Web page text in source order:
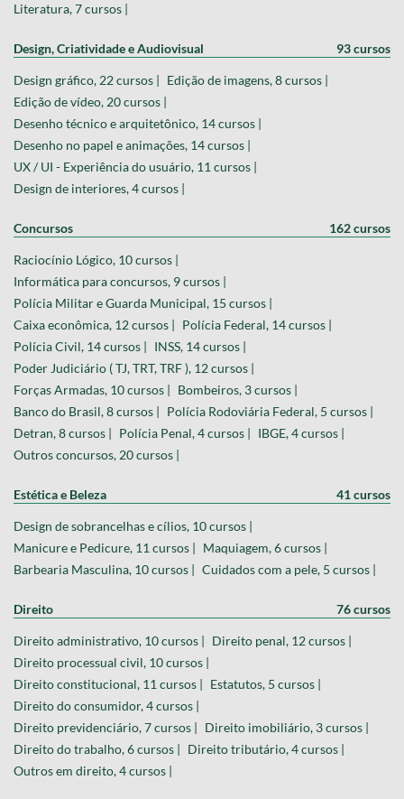
Literatura, 7 cursos |
Design, Criatividade e Audiovisual 93 cursos
Design gráfico, 22 cursos |
Edição de imagens, 8 cursos |
Edição de vídeo, 20 cursos |
Desenho técnico e arquitetônico, 14 cursos |
Desenho no papel e animações, 14 cursos |
UX / UI - Experiência do usuário, 11 cursos |
Design de interiores, 4 cursos |
Concursos 162 cursos
Raciocínio Lógico, 10 cursos |
Informática para concursos, 9 cursos |
Polícia Militar e Guarda Municipal, 15 cursos |
Caixa econômica, 12 cursos |
Polícia Federal, 14 cursos |
Polícia Civil, 14 cursos |
INSS, 14 cursos |
Poder Judiciário ( TJ, TRT, TRF ), 12 cursos |
Forças Armadas, 10 cursos |
Bombeiros, 3 cursos |
Banco do Brasil, 8 cursos |
Polícia Rodoviária Federal, 5 cursos |
Detran, 8 cursos |
Polícia Penal, 4 cursos |
IBGE, 4 cursos |
Outros concursos, 20 cursos |
Estética e Beleza 41 cursos
Design de sobrancelhas e cílios, 10 cursos |
Manicure e Pedicure, 11 cursos |
Maquiagem, 6 cursos |
Barbearia Masculina, 10 cursos |
Cuidados com a pele, 5 cursos |
Direito 76 cursos
Direito administrativo, 10 cursos |
Direito penal, 12 cursos |
Direito processual civil, 10 cursos |
Direito constitucional, 11 cursos |
Estatutos, 5 cursos |
Direito do consumidor, 4 cursos |
Direito previdenciário, 7 cursos |
Direito imobiliário, 3 cursos |
Direito do trabalho, 6 cursos |
Direito tributário, 4 cursos |
Outros em direito, 4 cursos |